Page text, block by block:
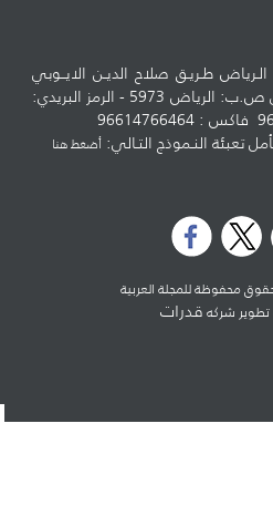
طـريـق صلاح الديـن الايــوبي
(الستين) - شـارع المنفلوطي ص.ب: الرياض 5973 - الرمز البريدي:
تعبئة النـموذج التـالي:أضغط هنا
شركهقدرات